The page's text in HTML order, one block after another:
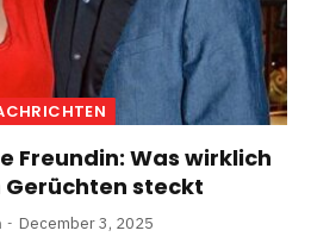
Freundin: Was wirklich
steckt
December 3, 2025